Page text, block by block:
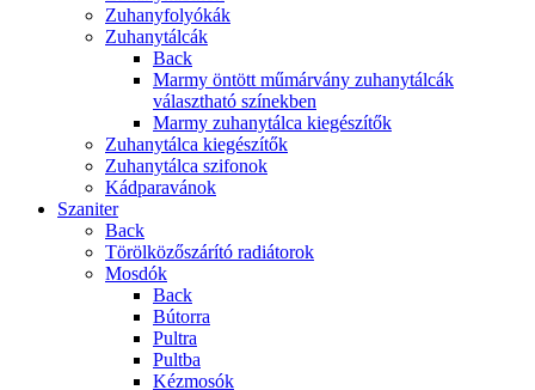
Zuhanyfolyókák
Zuhanytálcák
Back
Marmy öntött műmárvány zuhanytálcák
választható színekben
Marmy zuhanytálca kiegészítők
Zuhanytálca kiegészítők
Zuhanytálca szifonok
Kádparavánok
Szaniter
Back
Törölközőszárító radiátorok
Mosdók
Back
Bútorra
Pultra
Pultba
Kézmosók